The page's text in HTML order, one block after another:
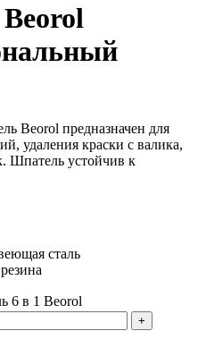
Beorol предназначен для
удаления краски с валика,
Шпатель устойчив к
сталь
6 в 1 Beorol